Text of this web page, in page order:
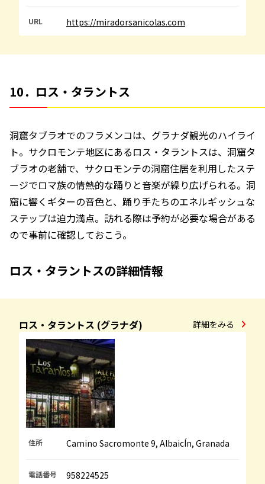
URL https://miradorsanicolas.com
10．ロス・タラントス
洞窟タブラオでのフラメンコは、グラナダ観光のハイライ
ト。サクロモンテ地区にあるロス・タラントスは、洞窟タ
ブラオの老舗で、サクロモンテの洞窟住居を利用したステ
ージでロマ族の情熱的な踊りと音楽が繰り広げられる。洞
窟に響くギターの音色と、踊り手たちのエネルギッシュな
ステップは迫力満点。訪れる際は予約が必要な場合がある
ので事前に確認しておこう。
ロス・タラントスの詳細情報
ロス・タラントス (グラナダ) 詳細をみる
住所 Camino Sacromonte 9, AlbaicÍn, Granada
電話番号 958224525